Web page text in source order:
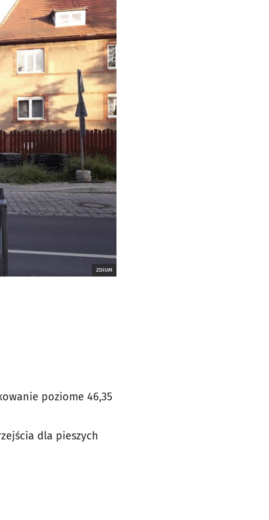
ZDiUM
poziome 46,35
dla pieszych